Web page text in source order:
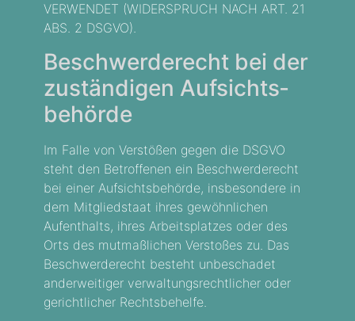
VERWENDET (WIDERSPRUCH NACH ART. 21
ABS. 2 DSGVO).
Beschwerde­recht bei der
zuständigen Aufsichts­
behörde
Im Falle von Verstößen gegen die DSGVO
steht den Betroffenen ein Beschwerderecht
bei einer Aufsichtsbehörde, insbesondere in
dem Mitgliedstaat ihres gewöhnlichen
Aufenthalts, ihres Arbeitsplatzes oder des
Orts des mutmaßlichen Verstoßes zu. Das
Beschwerderecht besteht unbeschadet
anderweitiger verwaltungsrechtlicher oder
gerichtlicher Rechtsbehelfe.